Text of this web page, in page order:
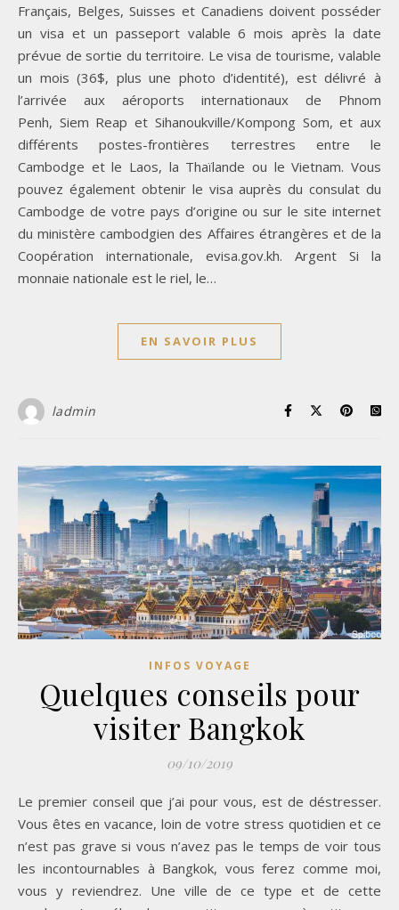
Français, Belges, Suisses et Canadiens doivent posséder
un visa et un passeport valable 6 mois après la date
prévue de sortie du territoire. Le visa de tourisme, valable
un mois (36$, plus une photo d’identité), est délivré à
l’arrivée aux aéroports internationaux de Phnom
Penh, Siem Reap et Sihanoukville/Kompong Som, et aux
différents postes-frontières terrestres entre le
Cambodge et le Laos, la Thaïlande ou le Vietnam. Vous
pouvez également obtenir le visa auprès du consulat du
Cambodge de votre pays d’origine ou sur le site internet
du ministère cambodgien des Affaires étrangères et de la
Coopération internationale, evisa.gov.kh. Argent Si la
monnaie nationale est le riel, le…
EN SAVOIR PLUS
ladmin
INFOS VOYAGE
Quelques conseils pour
visiter Bangkok
09/10/2019
Le premier conseil que j’ai pour vous, est de déstresser.
Vous êtes en vacance, loin de votre stress quotidien et ce
n’est pas grave si vous n’avez pas le temps de voir tous
les incontournables à Bangkok, vous ferez comme moi,
vous y reviendrez. Une ville de ce type et de cette